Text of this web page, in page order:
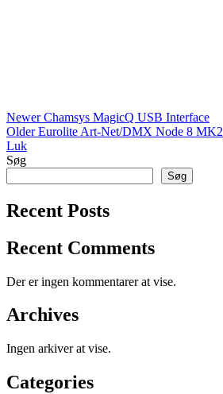
Newer Chamsys MagicQ USB Interface
Older Eurolite Art-Net/DMX Node 8 MK2
Luk
Søg
Søg
Recent Posts
Recent Comments
Der er ingen kommentarer at vise.
Archives
Ingen arkiver at vise.
Categories